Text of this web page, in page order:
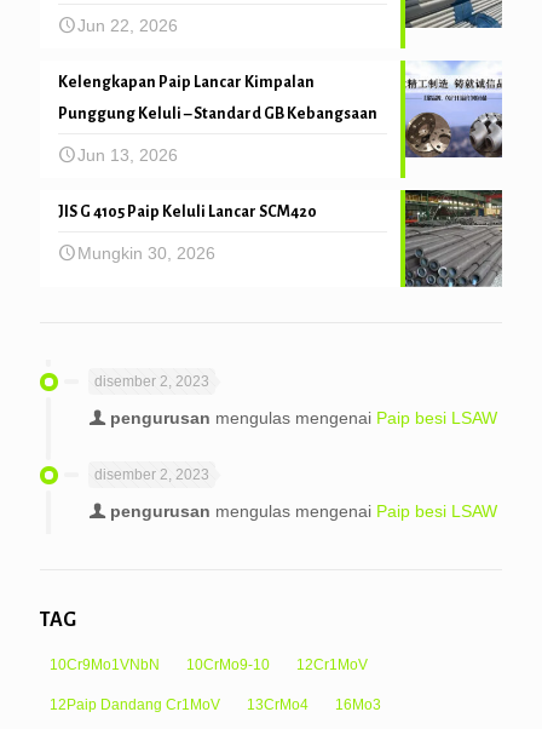
Jun 22, 2026
Kelengkapan Paip Lancar Kimpalan
Punggung Keluli – Standard GB Kebangsaan
Jun 13, 2026
JIS G 4105 Paip Keluli Lancar SCM420
Mungkin 30, 2026
disember 2, 2023
pengurusan mengulas mengenai Paip besi LSAW
disember 2, 2023
pengurusan mengulas mengenai Paip besi LSAW
TAG
10Cr9Mo1VNbN 10CrMo9-10 12Cr1MoV
12Paip Dandang Cr1MoV 13CrMo4 16Mo3